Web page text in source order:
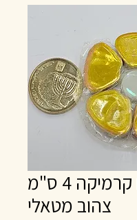
פרח קרמיקה 4 ס"מ
צהוב מטאלי